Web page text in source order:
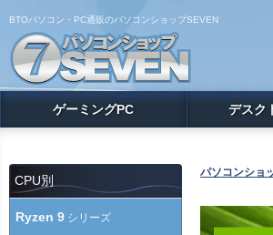
BTOパソコン・PC通販のパソコンショップSEVEN
ゲーミングPC デスク
パソコンショ
CPU別
Ryzen 9 シリーズ